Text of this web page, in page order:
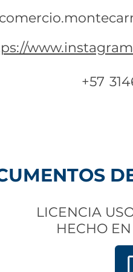
+57
LICENCIA
HECHO